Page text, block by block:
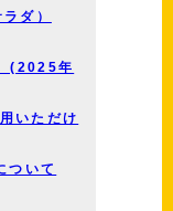
ダ）
(2025年
いただけ
ついて